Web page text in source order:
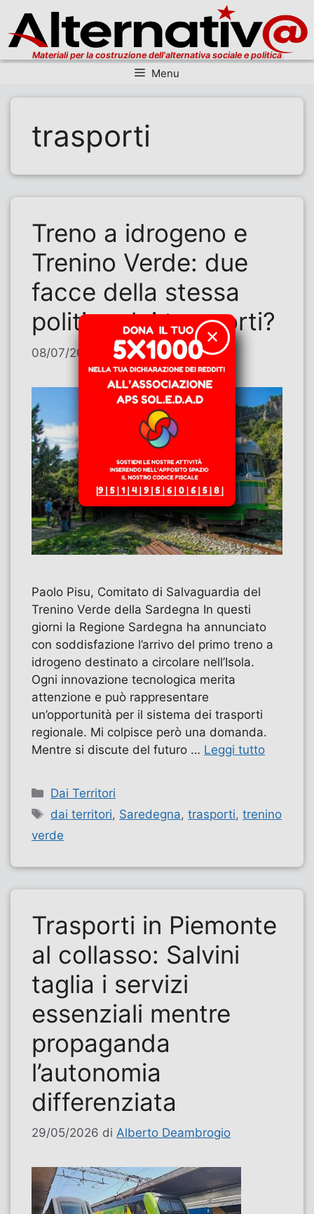
Materiali per la costruzione dell'alternativa sociale e politica
Menu
trasporti
Treno a idrogeno e
Trenino Verde: due
facce della stessa
politica dei trasporti?
08/07/2026 diPaolo Pisu
Paolo Pisu, Comitato di Salvaguardia del
Trenino Verde della Sardegna In questi
giorni la Regione Sardegna ha annunciato
con soddisfazione l’arrivo del primo treno a
idrogeno destinato a circolare nell’Isola.
Ogni innovazione tecnologica merita
attenzione e può rappresentare
un’opportunità per il sistema dei trasporti
regionale. Mi colpisce però una domanda.
Mentre si discute del futuro … Leggi tutto
Categorie
Dai Territori
Tag
dai territori, Saredegna,trasporti,trenino
verde
Trasporti in Piemonte
al collasso: Salvini
taglia i servizi
essenziali mentre
propaganda
l’autonomia
differenziata
29/05/2026 di Alberto Deambrogio
✕